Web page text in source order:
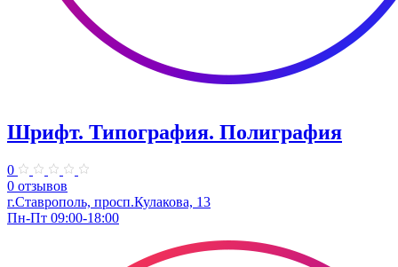
Шрифт. Типография. Полиграфия
0
0 отзывов
г.Ставрополь, просп.Кулакова, 13
Пн-Пт 09:00-18:00